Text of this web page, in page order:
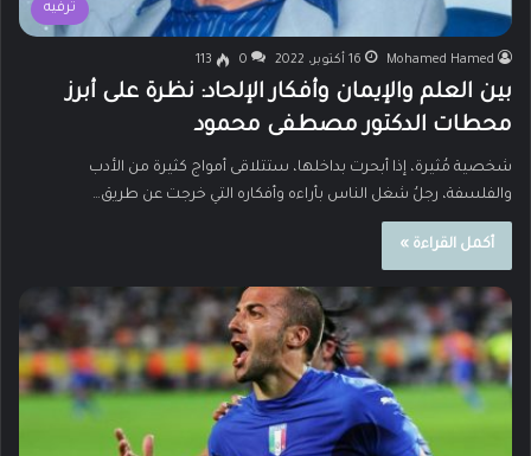
ترفيه
Mohamed Hamed 16 أكتوبر، 2022 0
113
بين العلم والإيمان وأفكار الإلحاد: نظرة على أبرز
محطات الدكتور مصطفى محمود
شخصية مُثيرة، إذا أبحرت بداخلها، ستتلاقى أمواج كثيرة من الأدب
والفلسفة، رجلُ شغل الناس بأراءه وأفكاره التي خرجت عن طريق…
أكمل القراءة »